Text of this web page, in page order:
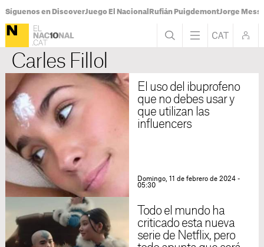
Síguenos en DiscoverJuego El Nacional Rufián PuigdemontJorge Messi
Carles Fillol
El uso del ibuprofeno
que no debes usar y
que utilizan las
influencers
Domingo, 11 de febrero de 2024 -
05:30
Todo el mundo ha
criticado esta nueva
serie de Netflix, pero